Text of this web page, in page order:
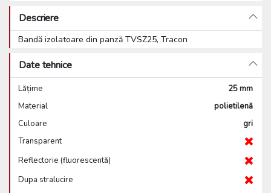
Descriere
Bandă izolatoare din panză TVSZ25, Tracon
Date tehnice
Lățime
25 mm
Material
polietilenă
Culoare
gri
Transparent
Reflectorie (fluorescentă)
Dupa stralucire